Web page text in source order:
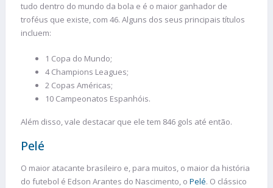
tudo dentro do mundo da bola e é o maior ganhador de
troféus que existe, com 46. Alguns dos seus principais títulos
incluem:
1 Copa do Mundo;
4 Champions Leagues;
2 Copas Américas;
10 Campeonatos Espanhóis.
Além disso, vale destacar que ele tem 846 gols até então.
Pelé
O maior atacante brasileiro e, para muitos, o maior da história
do futebol é Edson Arantes do Nascimento, o Pelé. O clássico